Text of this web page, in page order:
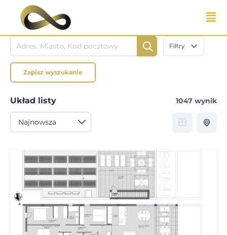
Przejdź
Filtry
Zapisz wyszukanie
Układ listy 1047 wynik